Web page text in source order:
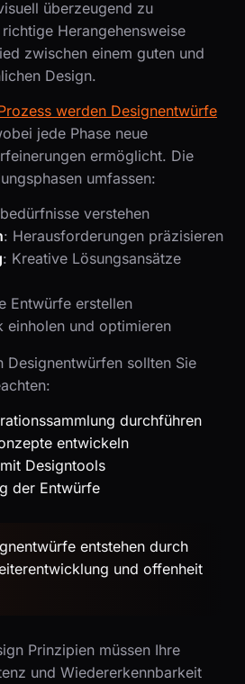
überzeugend zu
Herangehensweise
zwischen einem guten und
Design.
werden Designentwürfe
jede Phase neue
ermöglicht. Die
umfassen:
verstehen
: Herausforderungen präzisieren
: Kreative Lösungsansätze
Entwürfe erstellen
einholen und optimieren
Designentwürfen sollten Sie
durchführen
entwickeln
Designtools
der Entwürfe
entstehen durch
und offenheit
Prinzipien müssen Ihre
und Wiedererkennbarkeit